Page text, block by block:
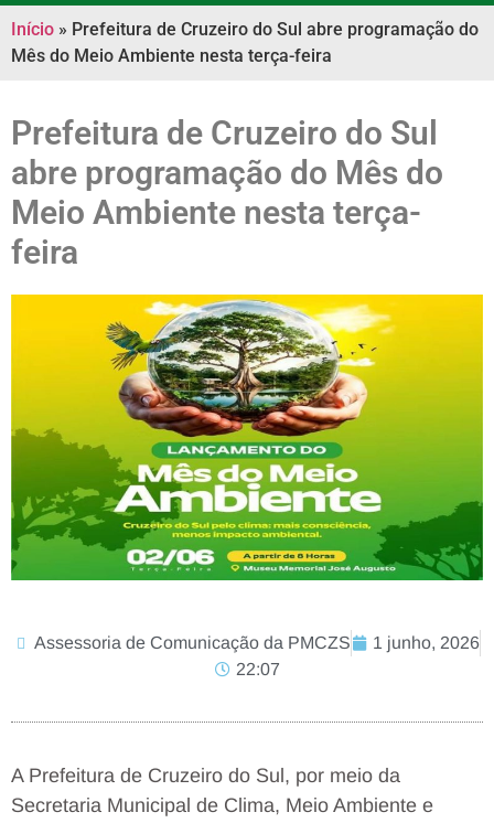
Início » Prefeitura de Cruzeiro do Sul abre programação do
Mês do Meio Ambiente nesta terça-feira
Prefeitura de Cruzeiro do Sul
abre programação do Mês do
Meio Ambiente nesta terça-
feira
Assessoria de Comunicação da PMCZS
1 junho, 2026
22:07
A Prefeitura de Cruzeiro do Sul, por meio da
Secretaria Municipal de Clima, Meio Ambiente e